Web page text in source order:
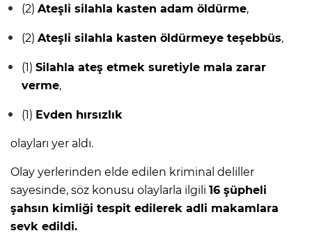
(2) Ateşli silahla kasten adam öldürme,
(2) Ateşli silahla kasten öldürmeye teşebbüs,
(1) Silahla ateş etmek suretiyle mala zarar
verme,
(1) Evden hırsızlık
olayları yer aldı.
Olay yerlerinden elde edilen kriminal deliller
sayesinde, söz konusu olaylarla ilgili 16 şüpheli
şahsın kimliği tespit edilerek adli makamlara
sevk edildi.